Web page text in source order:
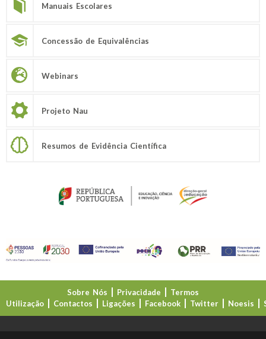
Manuais Escolares
Concessão de Equivalências
Webinars
Projeto Nau
Resumos de Evidência Científica
Sobre Nós Privacidade
Termos
Utilização
Contactos Ligações Facebook Twitter Noesis